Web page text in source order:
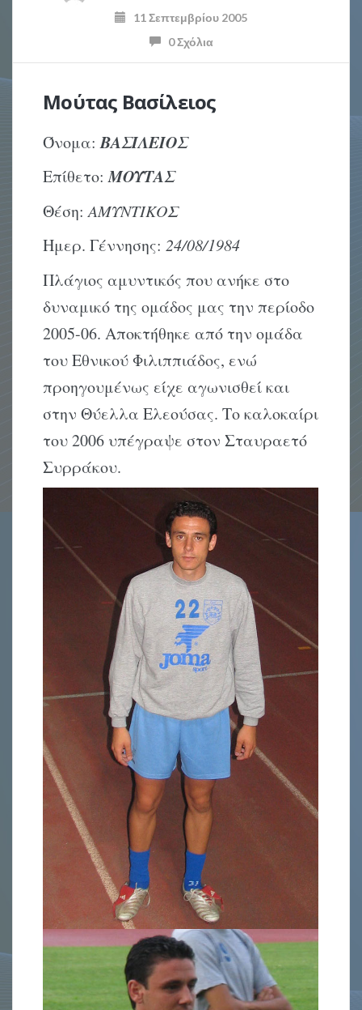
11 Σεπτεμβρίου 2005
0 Σχόλια
Μούτας Βασίλειος
Όνομα:ΒΑΣΙΛΕΙΟΣ
Επίθετο:ΜΟΥΤΑΣ
Θέση:ΑΜΥΝΤΙΚΟΣ
Ημερ. Γέννησης:24/08/1984
Πλάγιος αμυντικός που ανήκε στο
δυναμικό της ομάδος μας την περίοδο
2005-06. Αποκτήθηκε από την ομάδα
του Εθνικού Φιλιππιάδος, ενώ
προηγουμένως είχε αγωνισθεί και
στην Θύελλα Ελεούσας. Το καλοκαίρι
του 2006 υπέγραψε στον Σταυραετό
Συρράκου.